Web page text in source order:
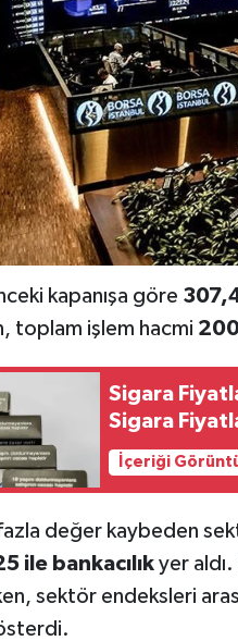
kapanışa göre
toplam işlem hacmi
Sigara
Sigara
İçeriği
değer kaybeden
ile bankacılıkyer aldı.
sektör endeksleri